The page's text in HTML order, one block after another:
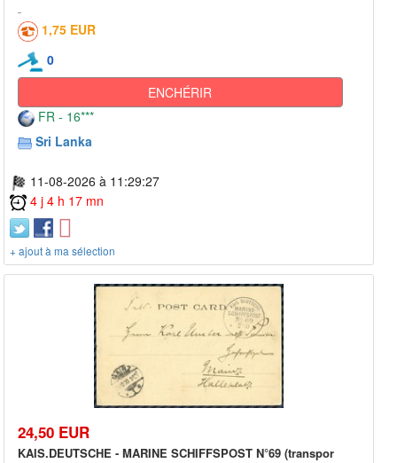
1,75 EUR
0
ENCHÉRIR
FR - 16***
Sri Lanka
11-08-2026 à 11:29:27
4 j 4 h 17 mn
+ ajout à ma sélection
24,50 EUR
KAIS.DEUTSCHE - MARINE SCHIFFSPOST N°69 (transpor